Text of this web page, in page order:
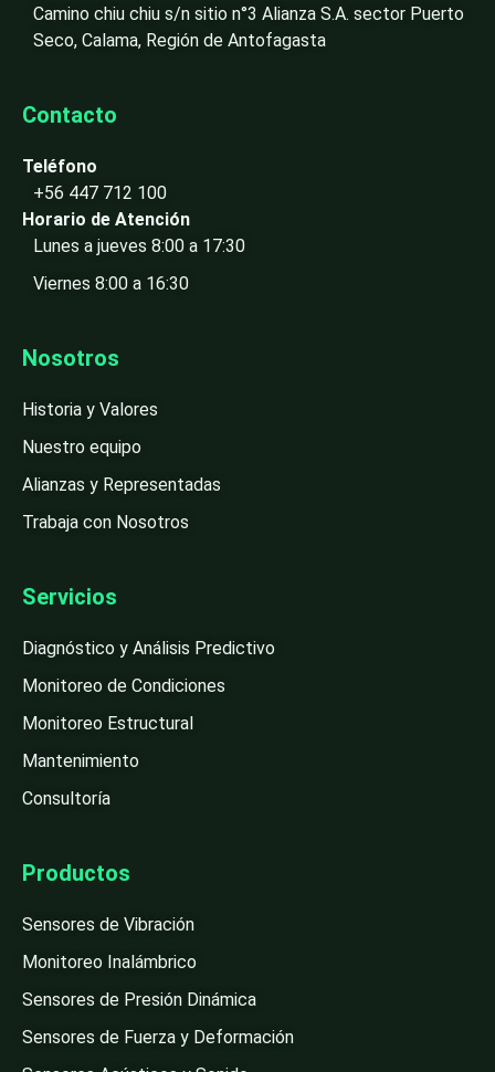
Camino chiu chiu s/n sitio n°3 Alianza S.A. sector Puerto
Seco, Calama, Región de Antofagasta
Contacto
Teléfono
+56 447 712 100
Horario de Atención
Lunes a jueves 8:00 a 17:30
Viernes 8:00 a 16:30
Nosotros
Historia y Valores
Nuestro equipo
Alianzas y Representadas
Trabaja con Nosotros
Servicios
Diagnóstico y Análisis Predictivo
Monitoreo de Condiciones
Monitoreo Estructural
Mantenimiento
Consultoría
Productos
Sensores de Vibración
Monitoreo Inalámbrico
Sensores de Presión Dinámica
Sensores de Fuerza y Deformación